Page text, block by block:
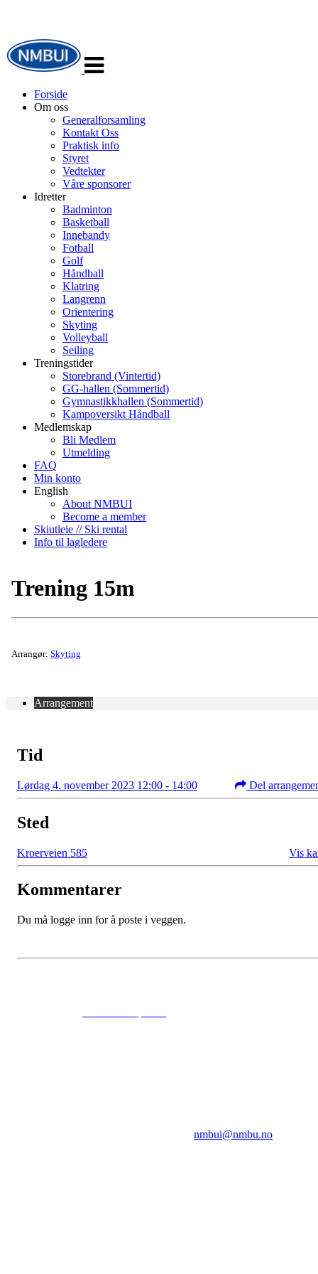
navigasjon
Forside
Om oss
Generalforsamling
Kontakt Oss
Praktisk info
Styret
Vedtekter
Våre sponsorer
Idretter
Badminton
Basketball
Innebandy
Fotball
Golf
Håndball
Klatring
Langrenn
Orientering
Skyting
Volleyball
Seiling
Treningstider
Storebrand (Vintertid)
GG-hallen (Sommertid)
Gymnastikkhallen (Sommertid)
Kampoversikt Håndball
Medlemskap
Bli Medlem
Utmelding
FAQ
Min konto
English
About NMBUI
Become a member
Skiutleie // Ski rental
Info til lagledere
Trening 15m
Arrangør: Skyting
Arrangement
Tid
Lørdag 4. november 2023 12:00 - 14:00 Del
Sted
Kroerveien 585 Vis
Kommentarer
Du må logge inn for å poste i veggen.
nmbui@nmbu.no